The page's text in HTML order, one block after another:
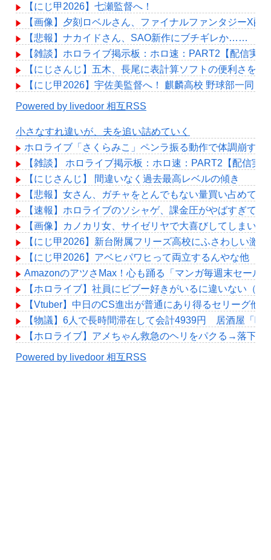
【にじ甲2026】七瀬監督へ！
【画像】夕刻ロベルさん、ファイナルファンタジーX配
【悲報】ナカイドさん、SAO新作にブチギレか……
【雑談】ホロライブ掲示板：ホロ速：PART2【配信実況
【にじさんじ】五木、長尾に表計算ソフトの便利さを
【にじ甲2026】宇佐美監督へ！ 麒麟高校 野球部一同よ
Powered by livedoor 相互RSS
小さなすれ違いが、夫を追い詰めていく
ホロライブ「さくらみこ」ペンラ振る動作で体調崩す
【雑談】 ホロライブ掲示板：ホロ速：PART2【配信実
【にじさんじ】 間違いなく過去最高レベルの傾き
【悲報】女さん、ガチャをとんでもない量買い占めて炎
【速報】ホロライブのソシャゲ、課金圧がやばすぎて
【画像】カノカリ女、サイゼリヤで大喜びしてしまい炎
【にじ甲2026】新台附属フリーズ高校にふさわしい激
【にじ甲2026】アベヒパワヒって両立するんやな他
AmazonのアツさMax！心も踊る「マンガ毎週末セール
【ホロライブ】社員にビブー好きがいるに違いない（確
【Vtuber】中日のCS進出が普通にあり得るセリーグ他
【物議】6人で長時間滞在して会計4939円 居酒屋「喋
【ホロライブ】アメちゃん救急のヘリをパクる→落下【
Powered by livedoor 相互RSS